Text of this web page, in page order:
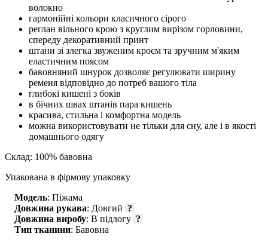
волокно
гармонійні кольори класичного сірого
реглан вільного крою з круглим вирізом горловини,
спереду декоративний принт
штани зі злегка звуженим кроєм та зручним м'яким
еластичним поясом
бавовняний шнурок дозволяє регулювати ширину
ременя відповідно до потреб вашого тіла
глибокі кишені з боків
в бічних швах штанів пара кишень
красива, стильна і комфортна модель
можна використовувати не тільки для сну, але і в якості
домашнього одягу
Склад: 100% бавовна
Упакована в фірмову упаковку
Модель: Піжама
Довжина рукава: Довгий ?
Довжина виробу: В підлогу ?
Тип тканини: Бавовна